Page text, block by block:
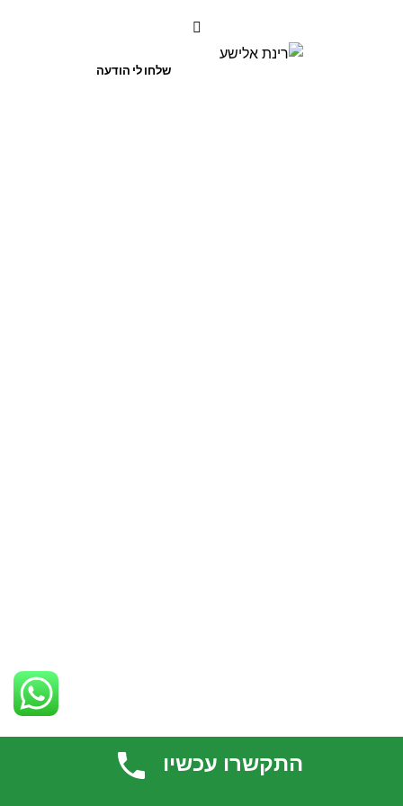
שלחו לי הודעה
התקשרו עכשיו